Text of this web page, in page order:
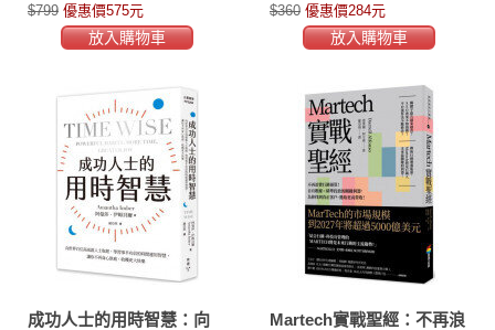
$799 優惠價575元
放入購物車
實踐練習本】
$360 優惠價284元
放入購物車
成功人士的用時智慧：向
Martech實戰聖經：不再浪